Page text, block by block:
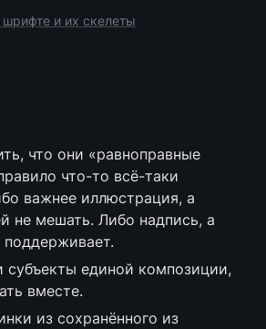
и их скелеты
что они «равноправные
что-то всё-таки
важнее иллюстрация, а
не мешать. Либо надпись, а
субъекты единой композиции,
вместе.
из сохранённого из